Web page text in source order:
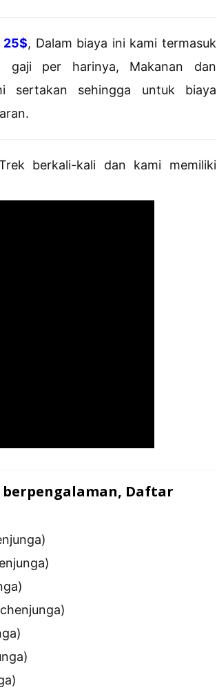
25$, Dalam biaya ini kami termasuk
gaji per harinya, Makanan dan
sertakan sehingga untuk biaya
berkali-kali dan kami memiliki
berpengalaman, Daftar